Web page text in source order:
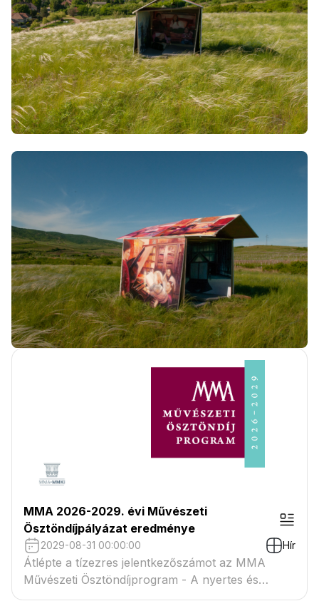
MMA 2026-2029. évi Művészeti
Ösztöndíjpályázat eredménye
2029-08-31 00:00:00 Hír
Átlépte a tízezres jelentkezőszámot az MMA
Művészeti Ösztöndíjprogram - A nyertes és
tartaléklistás pályázók névsora megtekinthető a